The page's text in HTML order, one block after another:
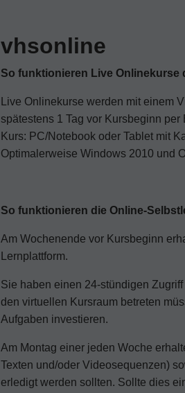
vhsonline
So funktionieren Live Onlinekurse
Live Onlinekurse werden mit einem
spätestens 1 Tag vor Kursbeginn
Kurs: PC/Notebook oder Tablet mit
Optimalerweise Windows 2010 und
So funktionieren die Online-
Am Wochenende vor Kursbeginn
Lernplattform.
Sie haben einen 24-stündigen
den virtuellen Kursraum betreten
Aufgaben investieren.
Am Montag einer jeden Woche
Texten und/oder Videosequenzen)
erledigt werden sollten. Sollte dies